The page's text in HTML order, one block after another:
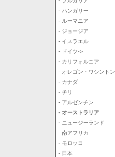
- ハンガリー
- ルーマニア
- ジョージア
- イスラエル
- ドイツ->
- カリフォルニア
- オレゴン・ワシントン
- カナダ
- チリ
- アルゼンチン
- オーストラリア
- ニュージーランド
- 南アフリカ
- モロッコ
- 日本